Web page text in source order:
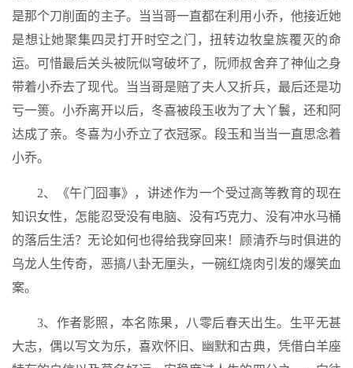
是那个刀削面的主子。当当哥一直都在利用小乔，他接近她
是想让她聚集四灵打开时空之门，扭转边牧皇族覆灭的命
运。可惜最后关头被阮似穹破坏了，阮师叔舍弃了神仙之身
带着小乔去了现代。当当哥是赔了夫人又折兵，最后还是功
亏一篑。小乔离开以后，冬喜被段玉收为了大丫鬟，还和阿
达成了亲。冬喜为小乔立了衣冠冢。段玉和当当一直思念着
小乔。
2、《午门囧事》，讲述作为一个受过高等教育的现在
知识女性，怎能忍受没有电脑、没有巧克力、没有冲水马桶
的落后生活？无论如何也得给我穿回来！顾清乔与时俱进的
乌龙人生传奇，恶搞八卦无厘头，一碗红烧肉引发的爆笑血
案。
3、作者影照，本名陈果，八零后春天出生。生平无甚
大志，偶以写文为乐，喜欢怀旧、幽默和古典，凭借白羊座